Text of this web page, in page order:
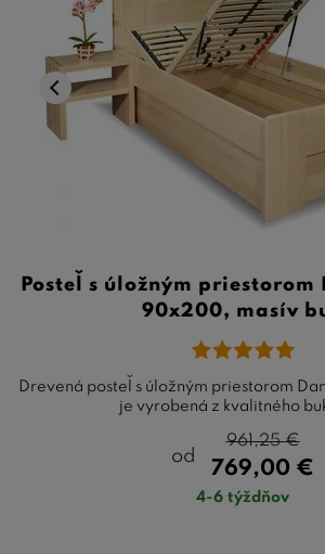
Posteľ s úložným priestorom
90x200, masív
Drevená posteľ s úložným priestorom
je vyrobená z kvalitného
od
769,00 €
961,25€
4-6 týždňov